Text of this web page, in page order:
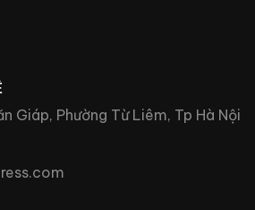
Giáp, Phường Từ Liêm, Tp Hà Nội